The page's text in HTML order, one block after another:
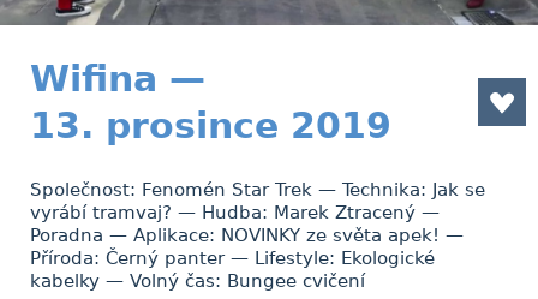
Wifina —
13. prosince 2019
Společnost: Fenomén Star Trek — Technika: Jak se
vyrábí tramvaj? — Hudba: Marek Ztracený —
Poradna — Aplikace: NOVINKY ze světa apek! —
Příroda: Černý panter — Lifestyle: Ekologické
kabelky — Volný čas: Bungee cvičení